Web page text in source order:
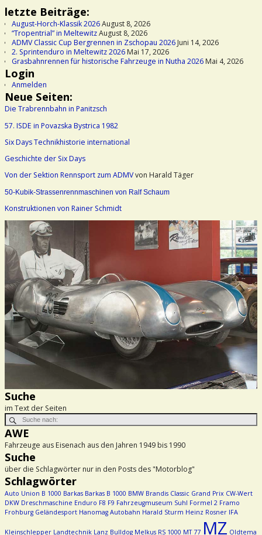
letzte Beiträge:
August-Horch-Klassik 2026August 8, 2026
“Tropentrial” in MeltewitzAugust 8, 2026
ADMV Classic Cup Bergrennen in Zschopau 2026Juni 14, 2026
2. Sprintenduro in Meltewitz 2026Mai 17, 2026
Grasbahnrennen für historische Fahrzeuge in Nutha 2026Mai 4, 2026
Login
Anmelden
Neue Seiten:
Die Trabrennbahn in Panitzsch
57. ISDE in Povazska Bystrica 1982
Six Days Technikhistorie international
Geschichte der Six Days
Von der Sektion Rennsport zum ADMVvon Harald Täger
50-Kubik-Strassenrennmaschinen von Ralf Schaum
Konstruktionen von Rainer Schmidt
Suche
im Text der Seiten
AWE
Fahrzeuge aus Eisenach aus den Jahren 1949 bis 1990
Suche
über die Schlagwörter nur in den Posts des "Motorblog"
Schlagwörter
Auto Union B 1000 Barkas Barkas B 1000 BMW Brandis Classic Grand Prix CW-Wert
DKW Dreschmaschine Enduro F8 F9 Fahrzeugmuseum Suhl Formel 2 Framo
Frohburg Geländesport Hanomag Autobahn Harald Sturm Heinz Rosner IFA
Kleinschlepper Landtechnik Lanz Bulldog Melkus RS 1000 MT 77 MZ Oldtema